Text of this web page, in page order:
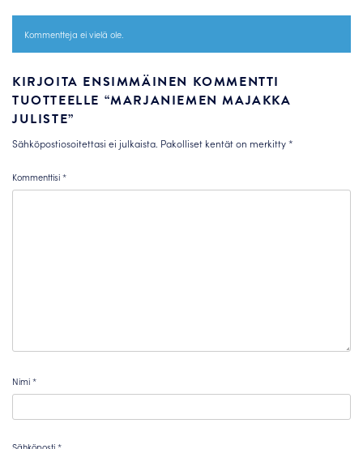
Kommentteja ei vielä ole.
KIRJOITA ENSIMMÄINEN KOMMENTTI
TUOTTEELLE “MARJANIEMEN MAJAKKA
JULISTE”
Sähköpostiosoitettasi ei julkaista. Pakolliset kentät on merkitty*
Kommenttisi*
Nimi*